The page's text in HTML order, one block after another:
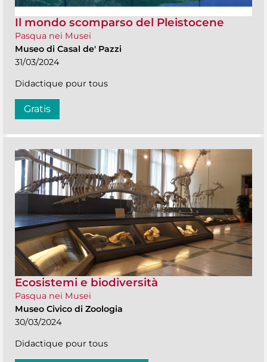
Il mondo scomparso del Pleistocene
Pasqua nei Musei
Museo di Casal de' Pazzi
31/03/2024
Didactique pour tous
Gratis
Ecosistemi e biodiversità
Pasqua nei Musei
Museo Civico di Zoologia
30/03/2024
Didactique pour tous